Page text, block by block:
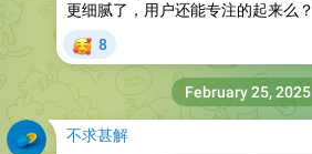
更细腻了，用户还能专注的起来么？
8
不求甚解
February 25, 2025